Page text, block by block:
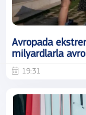
Avropada
milyardlarla
19:31